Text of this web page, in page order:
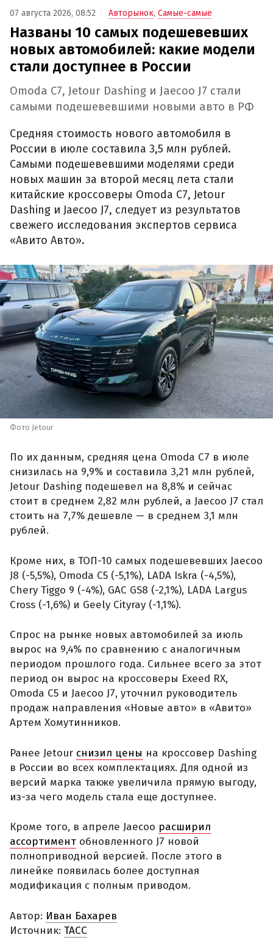
07 августа 2026, 08:52 Авторынок, Самые-самые
Названы 10 самых подешевевших
новых автомобилей: какие модели
стали доступнее в России
Omoda C7, Jetour Dashing и Jaecoo J7 стали
самыми подешевевшими новыми авто в РФ
Средняя стоимость нового автомобиля в
России в июле составила 3,5 млн рублей.
Самыми подешевевшими моделями среди
новых машин за второй месяц лета стали
китайские кроссоверы Omoda C7, Jetour
Dashing и Jaecoo J7, следует из результатов
свежего исследования экспертов сервиса
«Авито Авто».
Фото Jetour
По их данным, средняя цена Omoda C7 в июле
снизилась на 9,9% и составила 3,21 млн рублей,
Jetour Dashing подешевел на 8,8% и сейчас
стоит в среднем 2,82 млн рублей, а Jaecoo J7 стал
стоить на 7,7% дешевле — в среднем 3,1 млн
рублей.
Кроме них, в ТОП-10 самых подешевевших Jaecoo
J8 (-5,5%), Omoda C5 (-5,1%), LADA Iskra (-4,5%),
Chery Tiggo 9 (-4%), GAC GS8 (-2,1%), LADA Largus
Cross (-1,6%) и Geely Cityray (-1,1%).
Спрос на рынке новых автомобилей за июль
вырос на 9,4% по сравнению с аналогичным
периодом прошлого года. Сильнее всего за этот
период он вырос на кроссоверы Exeed RX,
Omoda C5 и Jaecoo J7, уточнил руководитель
продаж направления «Новые авто» в «Авито»
Артем Хомутинников.
Ранее Jetour снизил цены на кроссовер Dashing
в России во всех комплектациях. Для одной из
версий марка также увеличила прямую выгоду,
из-за чего модель стала еще доступнее.
Кроме того, в апреле Jaecoo расширил
ассортимент обновленного J7 новой
полноприводной версией. После этого в
линейке появилась более доступная
модификация с полным приводом.
Автор: Иван Бахарев
Источник: ТАСС